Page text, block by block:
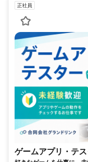
正社員
ゲームアプリ・テ